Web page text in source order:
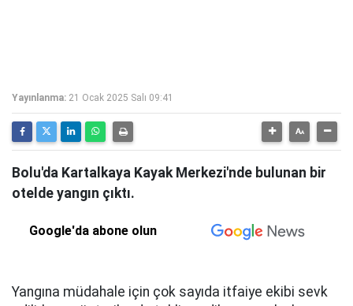
Yayınlanma: 21 Ocak 2025 Salı 09:41
Bolu'da Kartalkaya Kayak Merkezi'nde bulunan bir
otelde yangın çıktı.
Google'da abone olun
Yangına müdahale için çok sayıda itfaiye ekibi sevk